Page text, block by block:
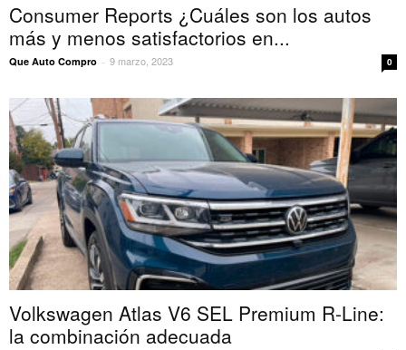
Consumer Reports ¿Cuáles son los autos
más y menos satisfactorios en...
Que Auto Compro - 9 marzo, 2023 0
Volkswagen Atlas V6 SEL Premium R-Line:
la combinación adecuada